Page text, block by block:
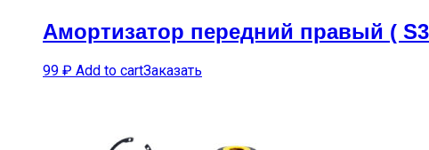
Амортизатор передний правый (
99 ₽ Add to cartЗаказать